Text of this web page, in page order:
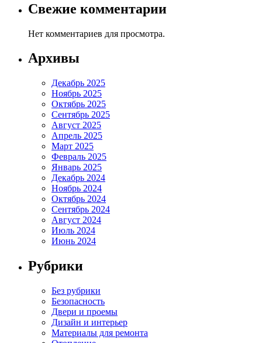
Свежие комментарии
Нет комментариев для просмотра.
Архивы
Декабрь 2025
Ноябрь 2025
Октябрь 2025
Сентябрь 2025
Август 2025
Апрель 2025
Март 2025
Февраль 2025
Январь 2025
Декабрь 2024
Ноябрь 2024
Октябрь 2024
Сентябрь 2024
Август 2024
Июль 2024
Июнь 2024
Рубрики
Без рубрики
Безопасность
Двери и проемы
Дизайн и интерьер
Материалы для ремонта